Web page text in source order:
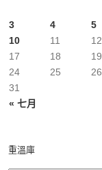
« 七月
3
4 5
10
11 12
17
18 19
24
25 26
31
重溫庫